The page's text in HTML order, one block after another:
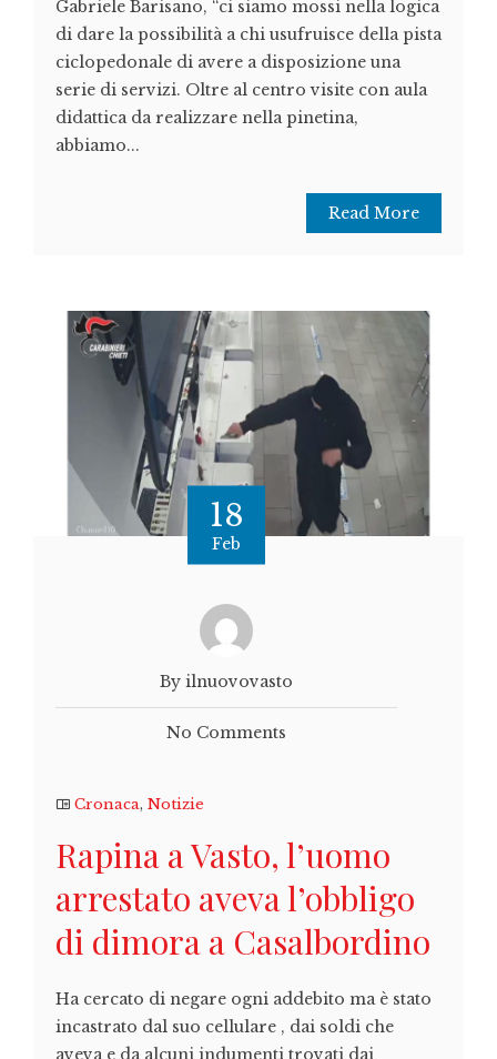
Gabriele Barisano, “ci siamo mossi nella logica
di dare la possibilità a chi usufruisce della pista
ciclopedonale di avere a disposizione una
serie di servizi. Oltre al centro visite con aula
didattica da realizzare nella pinetina,
abbiamo...
Read More
18
Feb
By ilnuovovasto
No Comments
Cronaca, Notizie
Rapina a Vasto, l’uomo
arrestato aveva l’obbligo
di dimora a Casalbordino
Ha cercato di negare ogni addebito ma è stato
incastrato dal suo cellulare , dai soldi che
aveva e da alcuni indumenti trovati dai